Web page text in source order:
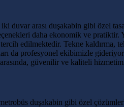
duvar arası duşakabin gibi özel
daha ekonomik ve pratiktir.
edilmektedir. Tekne kaldırma,
da profesyonel ekibimizle
güvenilir ve kaliteli
duşakabin gibi özel